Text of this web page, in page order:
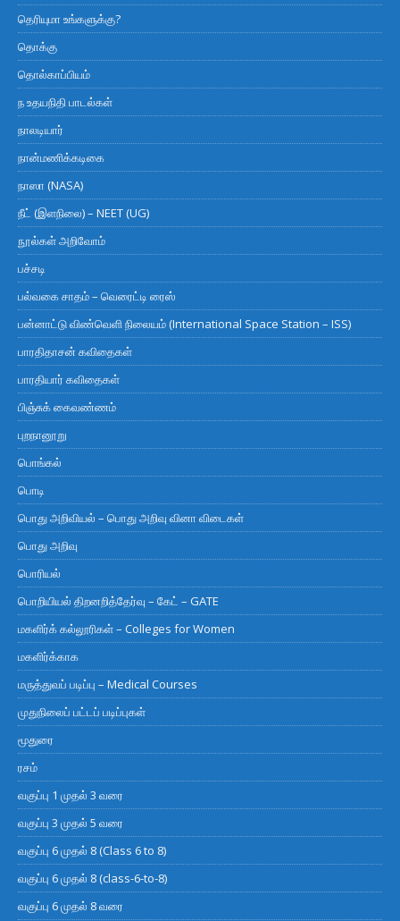
தெரியுமா உங்களுக்கு?
தொக்கு
தொல்காப்பியம்
ந உதயநிதி பாடல்கள்
நாலடியார்
நான்மணிக்கடிகை
நாஸா (NASA)
நீட் (இளநிலை) – NEET (UG)
நூல்கள் அறிவோம்
பச்சடி
பல்வகை சாதம் – வெரைட்டி ரைஸ்
பன்னாட்டு விண்வெளி நிலையம் (International Space Station – ISS)
பாரதிதாசன் கவிதைகள்
பாரதியார் கவிதைகள்
பிஞ்சுக் கைவண்ணம்
புறநானூறு
பொங்கல்
பொடி
பொது அறிவியல் – பொது அறிவு வினா விடைகள்
பொது அறிவு
பொரியல்
பொறியியல் திறனறித்தேர்வு – கேட் – GATE
மகளிர்க் கல்லூரிகள் – Colleges for Women
மகளிர்க்காக
மருத்துவப் படிப்பு – Medical Courses
முதுநிலைப் பட்டப் படிப்புகள்
மூதுரை
ரசம்
வகுப்பு 1 முதல் 3 வரை
வகுப்பு 3 முதல் 5 வரை
வகுப்பு 6 முதல் 8 (Class 6 to 8)
வகுப்பு 6 முதல் 8 (class-6-to-8)
வகுப்பு 6 முதல் 8 வரை